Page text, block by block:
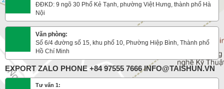
ĐĐKD: 9 ngõ 30 Phố Kẻ Tạnh, phường Việt Hưng, thành phố Hà
Nội
Văn phòng:
Số 6/4 đường số 15, khu phố 10, Phường Hiệp Bình, Thành phố
Hồ Chí Minh
EXPORT ZALO PHONE +84 97555 7666 INFO@TAISHUN.VN
Tư vấn 1: